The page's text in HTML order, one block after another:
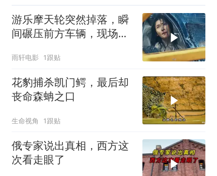
游乐摩天轮突然掉落，瞬
间碾压前方车辆，现场状
雨轩电影 1跟贴
花豹捕杀凯门鳄，最后却
丧命森蚺之口
生命视角 1跟贴
俄专家说出真相，西方这
次看走眼了